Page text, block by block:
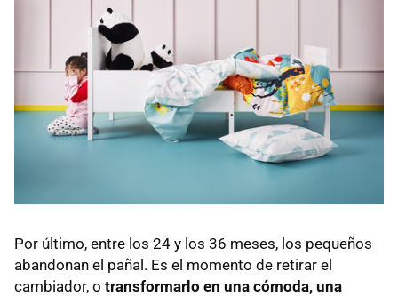
Por último, entre los 24 y los 36 meses, los pequeños
abandonan el pañal. Es el momento de retirar el
cambiador, o transformarlo en una cómoda, una